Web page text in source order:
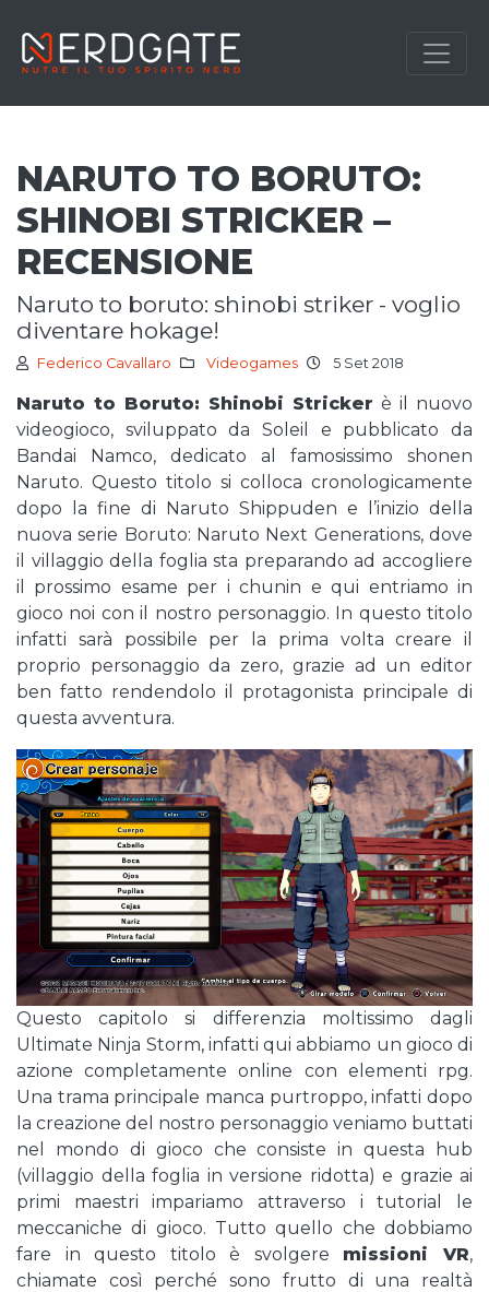
NARUTO TO BORUTO:
SHINOBI STRICKER –
RECENSIONE
naruto to boruto: shinobi striker - voglio
diventare hokage!
Federico Cavallaro Videogames 5 Set 2018
Naruto to Boruto: Shinobi Stricker è il nuovo
videogioco, sviluppato da Soleil e pubblicato da
Bandai Namco, dedicato al famosissimo shonen
Naruto. Questo titolo si colloca cronologicamente
dopo la fine di Naruto Shippuden e l’inizio della
nuova serie Boruto: Naruto Next Generations, dove
il villaggio della foglia sta preparando ad accogliere
il prossimo esame per i chunin e qui entriamo in
gioco noi con il nostro personaggio. In questo titolo
infatti sarà possibile per la prima volta creare il
proprio personaggio da zero, grazie ad un editor
ben fatto rendendolo il protagonista principale di
questa avventura.
Questo capitolo si differenzia moltissimo dagli
Ultimate Ninja Storm, infatti qui abbiamo un gioco di
azione completamente online con elementi rpg.
Una trama principale manca purtroppo, infatti dopo
la creazione del nostro personaggio veniamo buttati
nel mondo di gioco che consiste in questa hub
(villaggio della foglia in versione ridotta) e grazie ai
primi maestri impariamo attraverso i tutorial le
meccaniche di gioco. Tutto quello che dobbiamo
fare in questo titolo è svolgere missioni VR,
chiamate così perché sono frutto di una realtà